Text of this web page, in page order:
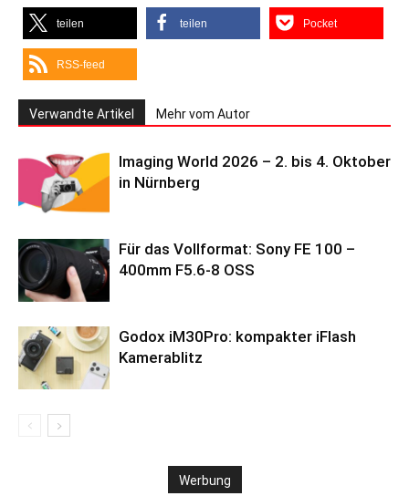
teilen teilen Pocket
RSS-feed
Verwandte Artikel Mehr vom Autor
Imaging World 2026 – 2. bis 4. Oktober
in Nürnberg
Für das Vollformat: Sony FE 100 –
400mm F5.6-8 OSS
Godox iM30Pro: kompakter iFlash
Kamerablitz
Werbung